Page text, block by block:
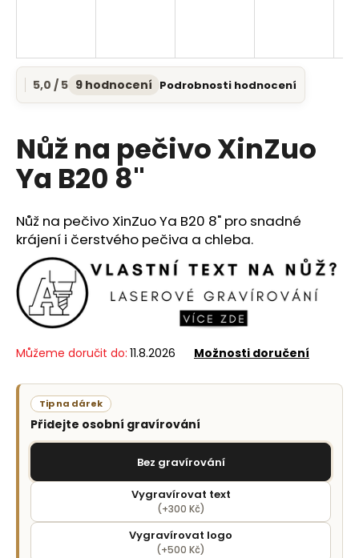
Průměrné
hodnocení
je
5,0
z
5
5,0 / 5 9 hodnocení Podrobnosti hodnocení
Nůž na pečivo XinZuo
Ya B20 8"
Nůž na pečivo XinZuo Ya B20 8" pro snadné
krájení i čerstvého pečiva a chleba.
Můžeme doručit do: 11.8.2026 Možnosti doručení
Tip na dárek
Přidejte osobní gravírování
Bez gravírování
Vygravírovat text
(+300 Kč)
Vygravírovat logo
(+500 Kč)
í
?
o
p
o
u
č
u
j
m